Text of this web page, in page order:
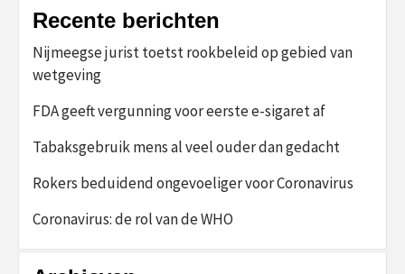
Recente berichten
Nijmeegse jurist toetst rookbeleid op gebied van
wetgeving
FDA geeft vergunning voor eerste e-sigaret af
Tabaksgebruik mens al veel ouder dan gedacht
Rokers beduidend ongevoeliger voor Coronavirus
Coronavirus: de rol van de WHO